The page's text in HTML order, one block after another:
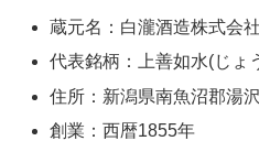
蔵元名：白瀧酒造株式会社
代表銘柄：上善如水(じょ
住所：新潟県南魚沼郡湯
創業：西暦1855年